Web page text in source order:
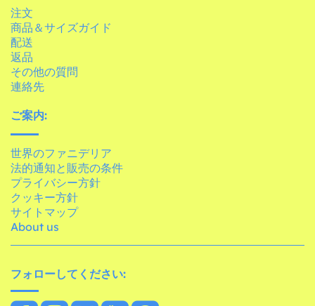
注文
商品＆サイズガイド
配送
返品
その他の質問
連絡先
ご案内:
世界のファニデリア
法的通知と販売の条件
プライバシー方針
クッキー方針
サイトマップ
About us
フォローしてください: